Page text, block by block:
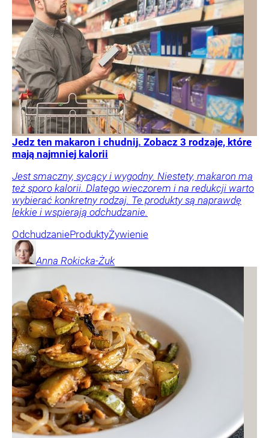
Jedz ten makaron i chudnij. Zobacz 3 rodzaje, które
mają najmniej kalorii
Jest smaczny, sycący i wygodny. Niestety, makaron ma
też sporo kalorii. Dlatego wieczorem i na redukcji warto
wybierać konkretny rodzaj. Te produkty są naprawdę
lekkie i wspierają odchudzanie.
OdchudzanieProduktyŻywienie
Anna Rokicka-Żuk